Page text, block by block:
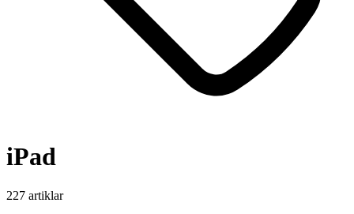
iPad
227 artiklar